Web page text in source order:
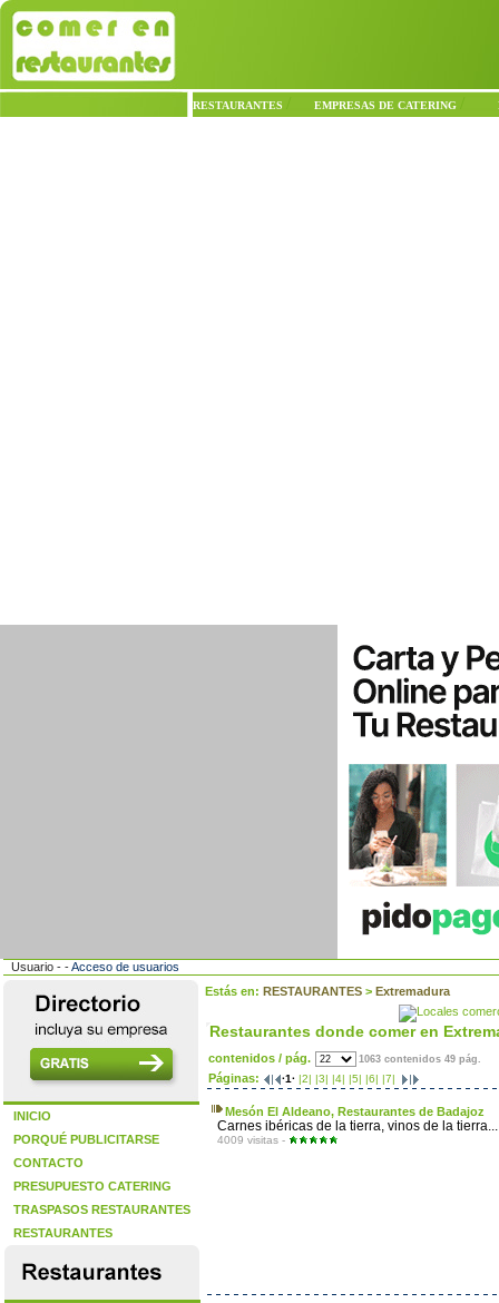
RESTAURANTES EMPRESAS DE CATERING
Usuario - -Acceso de usuarios
INICIO
PORQUÉ PUBLICITARSE
CONTACTO
PRESUPUESTO CATERING
TRASPASOS RESTAURANTES
RESTAURANTES
Estás en:RESTAURANTES >Extremadura
Restaurantes donde comer en
contenidos / pág. 1063 contenidos 49 pág.
Páginas: ·1· |2| |3| |4| |5| |6| |7|
Mesón El Aldeano, Restaurantes de Badajoz
Carnes ibéricas de la tierra, vinos de la
4009 visitas -